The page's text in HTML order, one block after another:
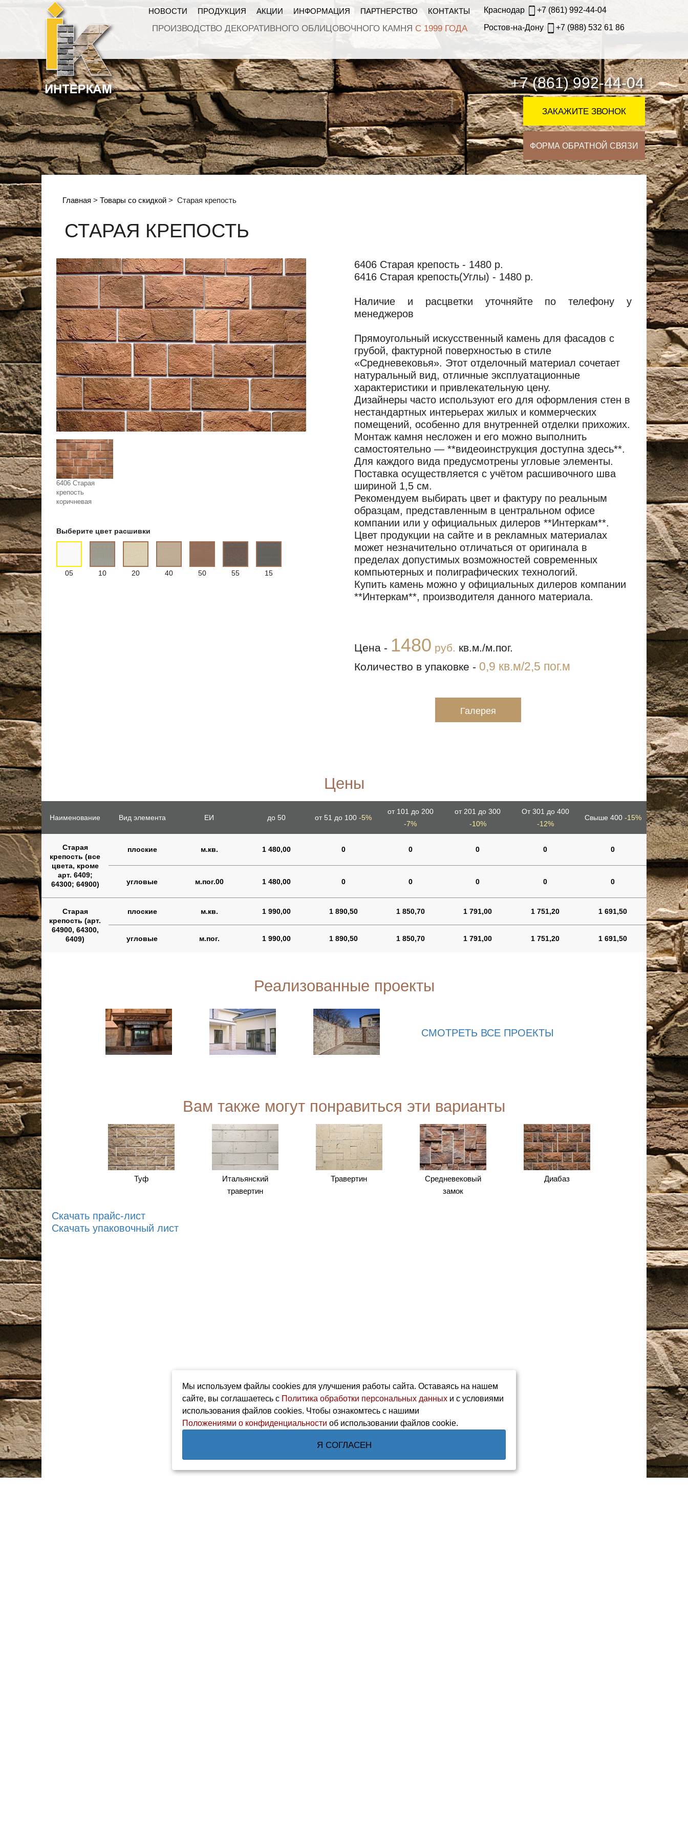
Краснодар
+7 (861) 992-44-04
Ростов-на-Дону
+7 (988) 532 61 86
НОВОСТИ ПРОДУКЦИЯ АКЦИИ ИНФОРМАЦИЯ ПАРТНЕРСТВО КОНТАКТЫ
ПРОИЗВОДСТВО ДЕКОРАТИВНОГО ОБЛИЦОВОЧНОГО КАМНЯ С 1999 ГОДА
+7 (861) 992-44-04
ЗАКАЖИТЕ ЗВОНОК
ФОРМА ОБРАТНОЙ СВЯЗИ
Главная > Товары со скидкой > Старая крепость
СТАРАЯ КРЕПОСТЬ
6406 Старая
крепость
коричневая
Выберите цвет расшивки
05 10 20 40 50 55 15
6406 Старая крепость - 1480 р.
6416 Старая крепость(Углы) - 1480 р.
Наличие и расцветки уточняйте по телефону у
менеджеров
Прямоугольный искусственный камень для фасадов с
грубой, фактурной поверхностью в стиле
«Средневековья». Этот отделочный материал сочетает
натуральный вид, отличные эксплуатационные
характеристики и привлекательную цену.
Дизайнеры часто используют его для оформления стен в
нестандартных интерьерах жилых и коммерческих
помещений, особенно для внутренней отделки прихожих.
Монтаж камня несложен и его можно выполнить
самостоятельно — **видеоинструкция доступна здесь**.
Для каждого вида предусмотрены угловые элементы.
Поставка осуществляется с учётом расшивочного шва
шириной 1,5 см.
Рекомендуем выбирать цвет и фактуру по реальным
образцам, представленным в центральном офисе
компании или у официальных дилеров **Интеркам**.
Цвет продукции на сайте и в рекламных материалах
может незначительно отличаться от оригинала в
пределах допустимых возможностей современных
компьютерных и полиграфических технологий.
Купить камень можно у официальных дилеров компании
**Интеркам**, производителя данного материала.
Цена - 1480 руб. кв.м./м.пог.
Количество в упаковке - 0,9 кв.м/2,5 пог.м
Галерея
Цены
Наименование Вид элемента ЕИ до 50 от 51 до 100 -5%
от 101 до 200
-7%
от 201 до 300
-10%
От 301 до 400
-12%
Свыше 400 -15%
Старая
крепость (все
цвета, кроме
арт. 6409;
64300; 64900)
плоские м.кв. 1 480,00 0 0 0 0 0
угловые м.пог.00 1 480,00 0 0 0 0 0
Старая
крепость (арт.
64900, 64300,
6409)
плоские м.кв. 1 990,00 1 890,50 1 850,70 1 791,00 1 751,20 1 691,50
угловые м.пог. 1 990,00 1 890,50 1 850,70 1 791,00 1 751,20 1 691,50
Реализованные проекты
СМОТРЕТЬ ВСЕ ПРОЕКТЫ
Вам также могут понравиться эти варианты
Туф
Итальянский
травертин
Травертин
Средневековый
замок
Диабаз
Скачать прайс-лист
Скачать упаковочный лист
Мы используем файлы cookies для улучшения работы сайта. Оставаясь на нашем
сайте, вы соглашаетесь с Политика обработки персональных данных и с условиями
использования файлов cookies. Чтобы ознакомтесь с нашими
Положениями о конфиденциальности об использовании файлов cookie.
Я СОГЛАСЕН